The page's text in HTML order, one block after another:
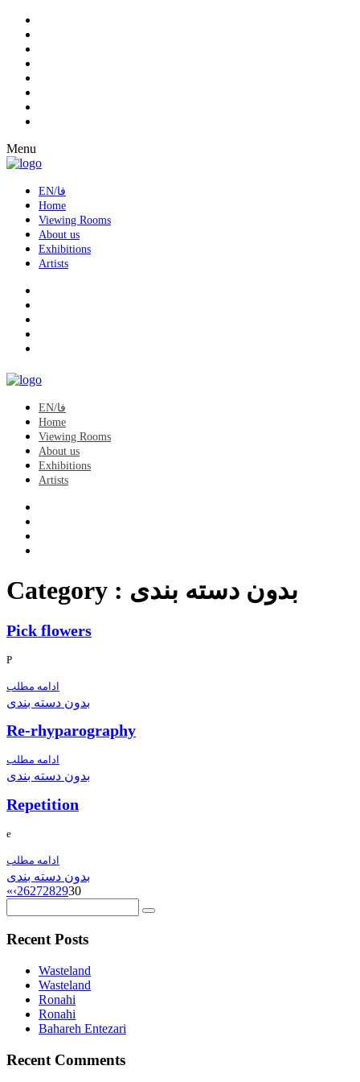
Menu
EN/فا
Home
Viewing Rooms
About us
Exhibitions
Artists
EN/فا
Home
Viewing Rooms
About us
Exhibitions
Artists
Category : بدون دسته بندی
Pick flowers
P
ادامه مطلب
بدون دسته بندی
Re-rhyparography
ادامه مطلب
بدون دسته بندی
Repetition
e
ادامه مطلب
بدون دسته بندی
«‹2627282930
Recent Posts
Wasteland
Wasteland
Ronahi
Ronahi
Bahareh Entezari
Recent Comments